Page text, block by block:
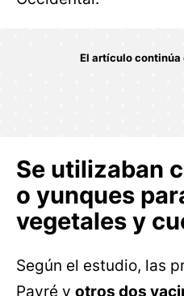
Se utilizaban
o yunques
vegetales y
Según el estudio, las
Payré y otros dos